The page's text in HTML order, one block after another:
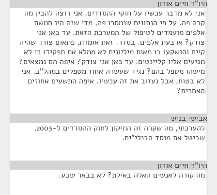
היו"ר חיים אורון
אני לא מדבר עכשיו על חוקי ההסדרים. אני רוצה להבין מה
קרה פה. על פי הנתונים שנמסרו פה, מדי שנה היו חמשת
אלפים מועמדים לטיפול של המערכת הזאת. עד כאן אני
צודק? ארבעת אלפים. בסדר. זאת אומרת, פתאום צורך שהיה
קיים והושקעו בו מאות מיליונים לא ממלא את תפקידו כי לא
מגיעים אליו קליינטים. עד כאן אני צודק? איפה הם נמצאים?
מישהו מטפל בהם? נגיד שעשרה אחוז מטפלים במהל"ב. אני
לא בטוח, אבל נעזוב את זה עכשיו. איפה התשעים אחוזים
האחרים?
אבישי בניש
להערכתי, מה שקרה זה התיקון לחוק ההסדרים ל-2003,
שביטל את מוסד הבנלי"ים.
היו"ר חיים אורון
מה קורה לאנשים האלה באילת? לא בבאר שבע.